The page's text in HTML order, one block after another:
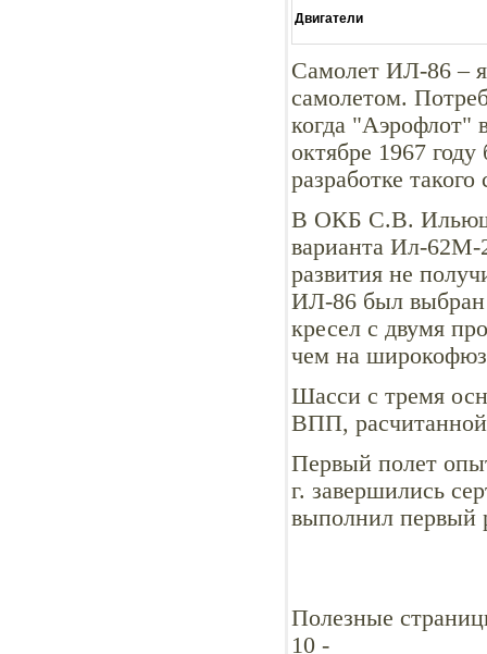
Двигатели
Самолет ИЛ-86 –
самолетом.
когда "Аэрофлот"
октябре 1967
разработке такого
В ОКБ С.В.
варианта Ил-62М-
развития не
ИЛ-86 был выбран
кресел с двумя
чем на
Шасси с тремя
ВПП, расчитанной
Первый полет
г. завершились
выполнил первый
Полезные
10 -